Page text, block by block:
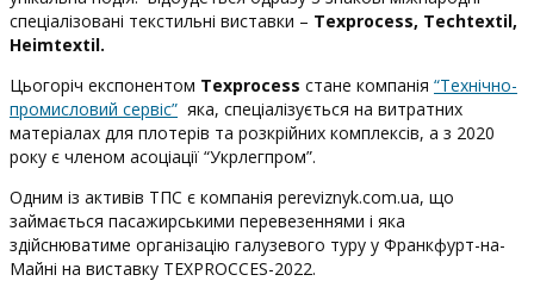
спеціалізовані текстильні виставки – Texprocess, Techtextil,
Heimtextil.
Цьогоріч експонентом Texprocess стане компанія “Технічно-
промисловий сервіс” яка, спеціалізується на витратних
матеріалах для плотерів та розкрійних комплексів, а з 2020
року є членом асоціації “Укрлегпром”.
Одним із активів ТПС є компанія pereviznyk.com.ua, що
займається пасажирськими перевезеннями і яка
здійснюватиме організацію галузевого туру у Франкфурт-на-
Майні на виставку TEXPROCCES-2022.